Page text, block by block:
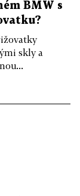
BMW s
skly a